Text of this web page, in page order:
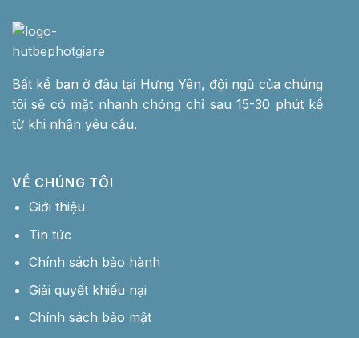
Bất kể bạn ở đâu tại Hưng Yên, đội ngũ của chúng
tôi sẽ có mặt nhanh chóng chỉ sau 15-30 phút kể
từ khi nhận yêu cầu.
VỀ CHÚNG TÔI
Giới thiệu
Tin tức
Chính sách bảo hành
Giải quyết khiếu nại
Chính sách bảo mật